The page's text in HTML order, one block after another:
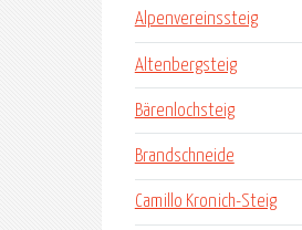
Alpenvereinssteig
Altenbergsteig
Bärenlochsteig
Brandschneide
Camillo Kronich-Steig